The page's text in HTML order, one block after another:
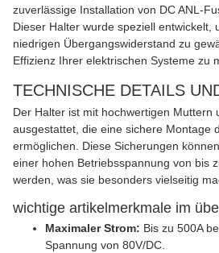
zuverlässige Installation von DC ANL-
Dieser Halter wurde speziell entwickelt,
niedrigen Übergangswiderstand zu
Effizienz Ihrer elektrischen Systeme zu
TECHNISCHE DETAILS
Der Halter ist mit hochwertigen Muttern
ausgestattet, die eine sichere Montage
ermöglichen. Diese Sicherungen
einer hohen Betriebsspannung von bis
werden, was sie besonders vielseitig
wichtige artikelmerkmale im
Maximaler Strom: Bis zu 500A
Spannung von 80V/DC.